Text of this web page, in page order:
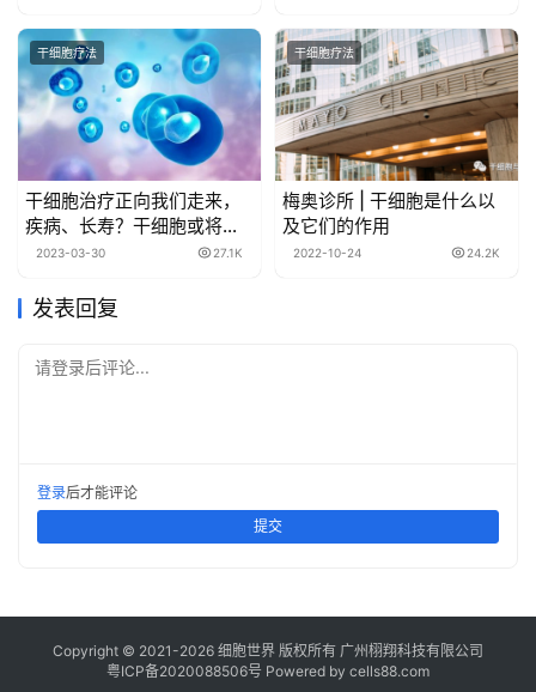
干细胞疗法
干细胞治疗正向我们走来，
疾病、长寿？干细胞或将全
面解决！
2023-03-30 27.1K
干细胞疗法
梅奥诊所 | 干细胞是什么以
及它们的作用
2022-10-24 24.2K
发表回复
请登录后评论...
登录后才能评论
提交
Copyright © 2021-2026 细胞世界 版权所有 广州栩翔科技有限公司
粤ICP备2020088506号 Powered by cells88.com